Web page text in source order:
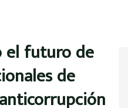
el futuro de
de